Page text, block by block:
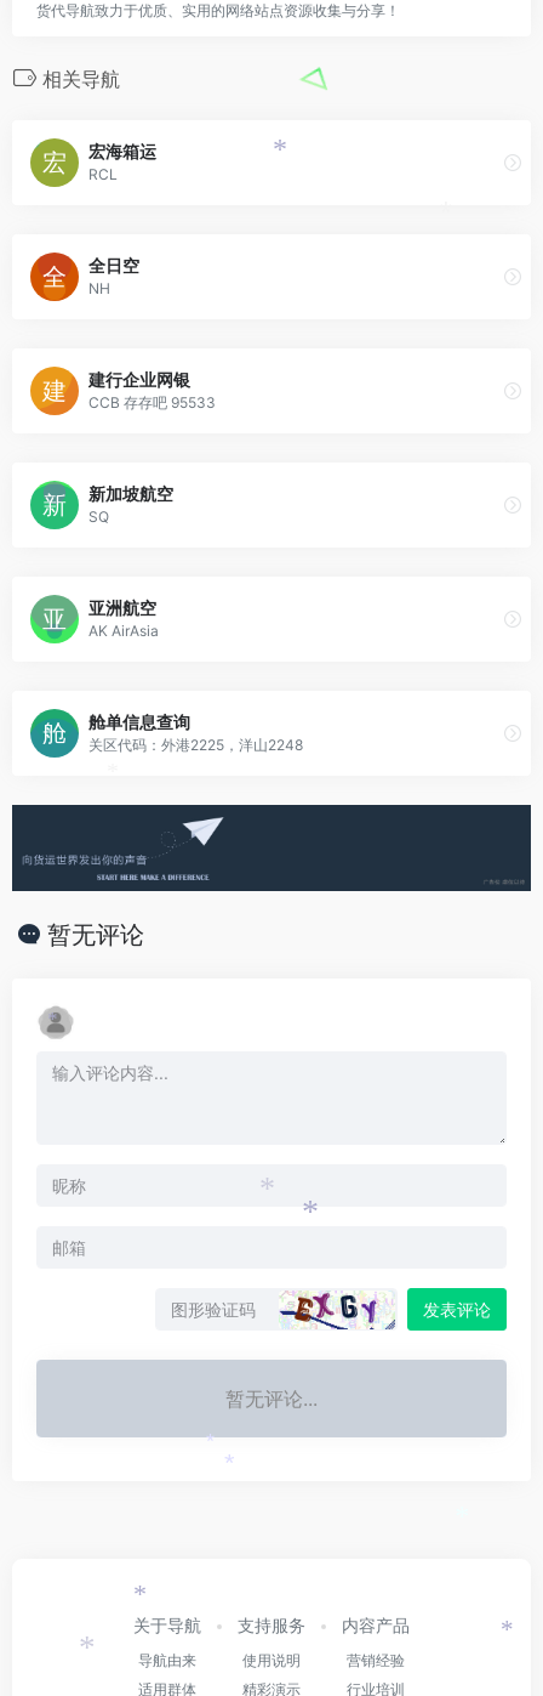
货代导航致力于优质、实用的网络站点资源收集与分享！
相关导航
宏海箱运
RCL
全日空
NH
建行企业网银
CCB 存存吧 95533
新加坡航空
SQ
亚洲航空
AK AirAsia
舱单信息查询
关区代码：外港2225，洋山2248
暂无评论
发表评论
暂无评论...
关于导航
导航由来
适用群体
支持服务
使用说明
精彩演示
内容产品
营销经验
行业培训
*
*